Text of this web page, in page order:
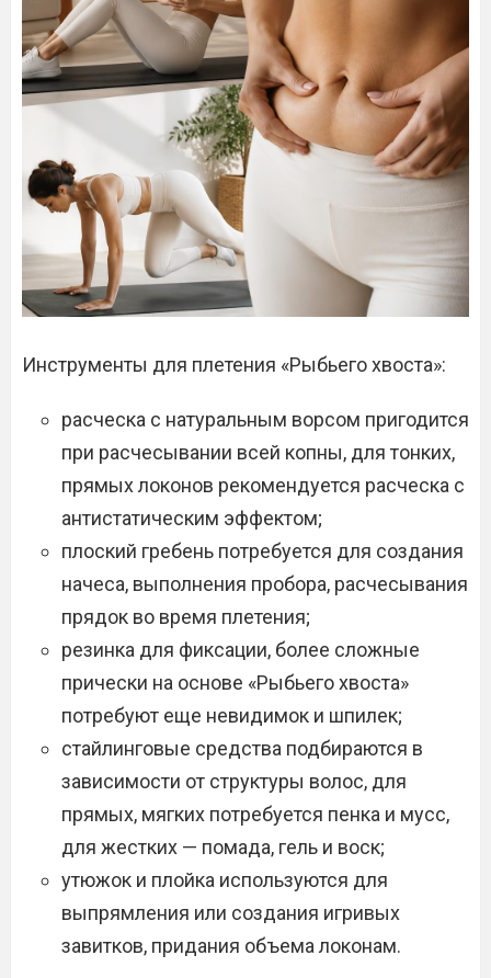
Инструменты для плетения «Рыбьего хвоста»:
расческа с натуральным ворсом пригодится
при расчесывании всей копны, для тонких,
прямых локонов рекомендуется расческа с
антистатическим эффектом;
плоский гребень потребуется для создания
начеса, выполнения пробора, расчесывания
прядок во время плетения;
резинка для фиксации, более сложные
прически на основе «Рыбьего хвоста»
потребуют еще невидимок и шпилек;
стайлинговые средства подбираются в
зависимости от структуры волос, для
прямых, мягких потребуется пенка и мусс,
для жестких — помада, гель и воск;
утюжок и плойка используются для
выпрямления или создания игривых
завитков, придания объема локонам.